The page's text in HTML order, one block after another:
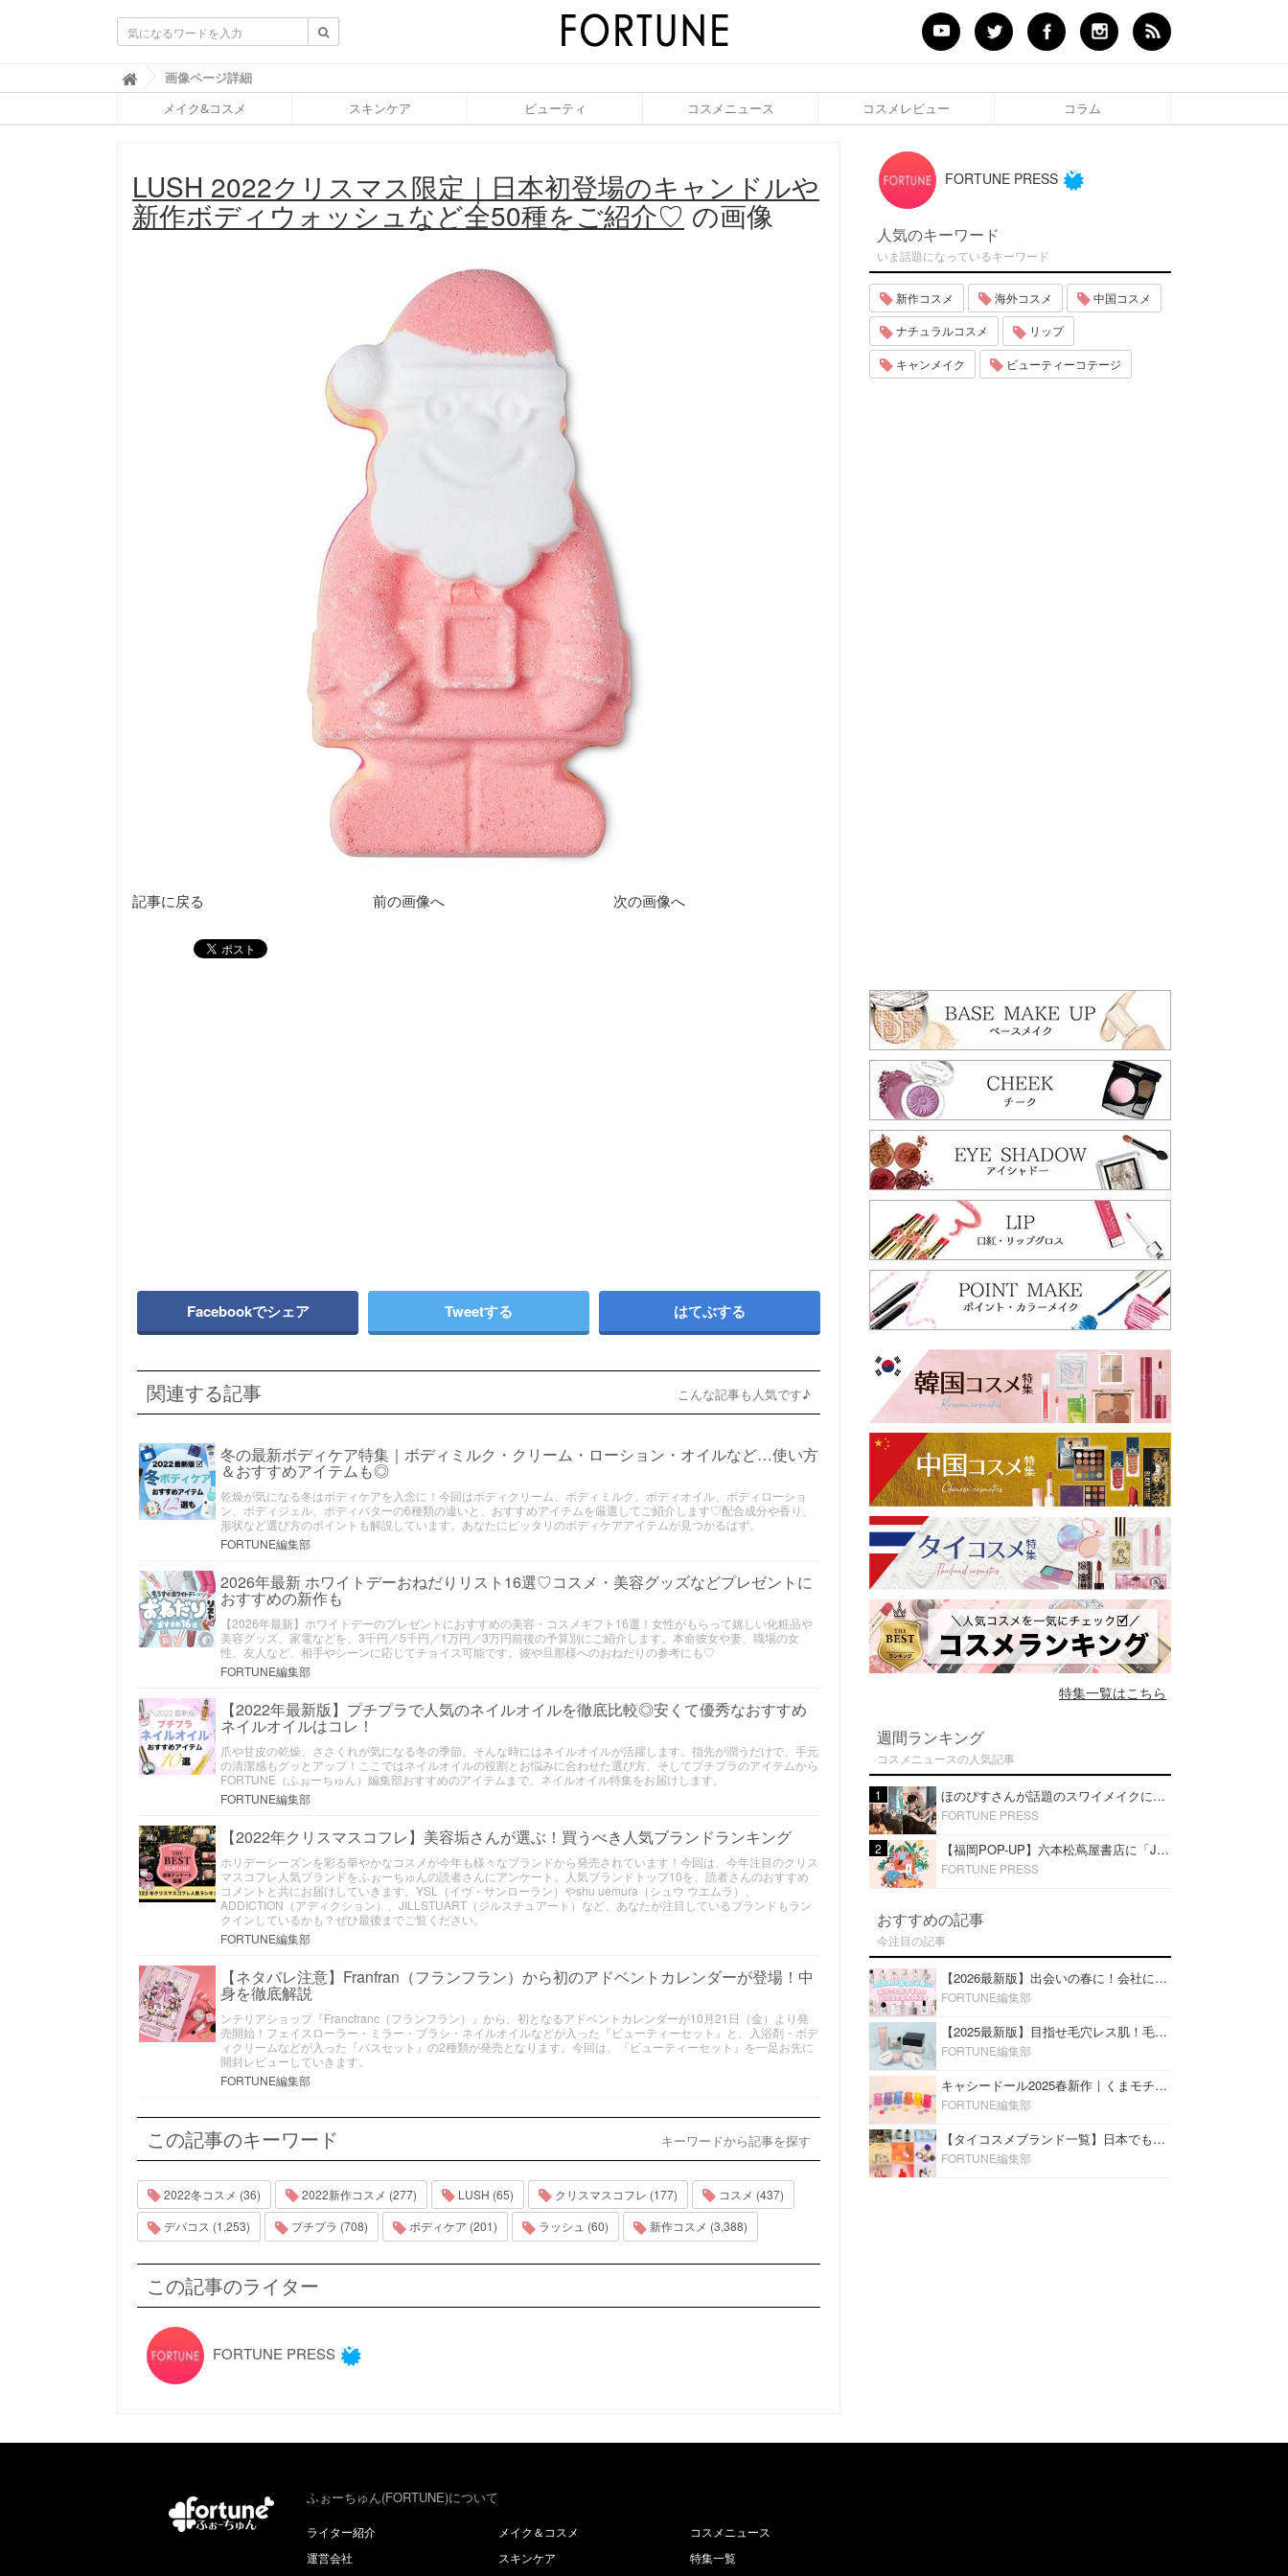
ふ
ぉ
ち
(
F
O
R
画像ページ詳細
メイク&コスメ スキンケア ビューティ コスメニュース コスメレビュー コラム
LUSH 2022クリスマス限定｜日本初登場のキャンドルや
新作ボディウォッシュなど全50種をご紹介♡ の画像
記事に戻る 前の画像へ 次の画像へ
Facebookでシェア Tweetする はてぶする
関連する記事 こんな記事も人気です♪
冬の最新ボディケア特集｜ボディミルク・クリーム・ローション・オイルなど…使い方
＆おすすめアイテムも◎
乾燥が気になる冬はボディケアを入念に！今回はボディクリーム、ボディミルク、ボディオイル、ボディローショ
ン、ボディジェル、ボディバターの6種類の違いと、おすすめアイテムを厳選してご紹介します♡配合成分や香り、
形状など選び方のポイントも解説しています。あなたにピッタリのボディケアアイテムが見つかるはず。
FORTUNE編集部
2026年最新 ホワイトデーおねだりリスト16選♡コスメ・美容グッズなどプレゼントに
おすすめの新作も
【2026年最新】ホワイトデーのプレゼントにおすすめの美容・コスメギフト16選！女性がもらって嬉しい化粧品や
美容グッズ、家電などを、3千円／5千円／1万円／3万円前後の予算別にご紹介します。本命彼女や妻、職場の女
性、友人など、相手やシーンに応じてチョイス可能です。彼や旦那様へのおねだりの参考にも♡
FORTUNE編集部
【2022年最新版】プチプラで人気のネイルオイルを徹底比較◎安くて優秀なおすすめ
ネイルオイルはコレ！
爪や甘皮の乾燥、ささくれが気になる冬の季節。そんな時にはネイルオイルが活躍します。指先が潤うだけで、手元
の清潔感もグッとアップ！ここではネイルオイルの役割とお悩みに合わせた選び方、そしてプチプラのアイテムから
FORTUNE（ふぉーちゅん）編集部おすすめのアイテムまで、ネイルオイル特集をお届けします。
FORTUNE編集部
【2022年クリスマスコフレ】美容垢さんが選ぶ！買うべき人気ブランドランキング
ホリデーシーズンを彩る華やかなコスメが今年も様々なブランドから発売されています！今回は、今年注目のクリス
マスコフレ人気ブランドをふぉーちゅんの読者さんにアンケート。人気ブランドトップ10を、読者さんのおすすめ
コメントと共にお届けしていきます。YSL（イヴ・サンローラン）やshu uemura（シュウ ウエムラ）、
ADDICTION（アディクション）、JILLSTUART（ジルスチュアート）など、あなたが注目しているブランドもラン
クインしているかも？ぜひ最後までご覧ください。
FORTUNE編集部
【ネタバレ注意】Franfran（フランフラン）から初のアドベントカレンダーが登場！中
身を徹底解説
ンテリアショップ『Francfranc（フランフラン）』から、初となるアドベントカレンダーが10月21日（金）より発
売開始！フェイスローラー・ミラー・ブラシ・ネイルオイルなどが入った『ビューティーセット』と、入浴剤・ボデ
ィクリームなどが入った『バスセット』の2種類が発売となります。今回は、『ビューティーセット』を一足お先に
開封レビューしていきます。
FORTUNE編集部
この記事のキーワード キーワードから記事を探す
2022冬コスメ (36) 2022新作コスメ (277) LUSH (65) クリスマスコフレ (177)
コスメ (437)
デパコス (1,253)
プチプラ (708) ボディケア (201) ラッシュ (60) 新作コスメ (3,388)
この記事のライター
FORTUNE PRESS
FORTUNE PRESS
人気のキーワード
いま話題になっているキーワード
新作コスメ 海外コスメ 中国コスメ
ナチュラルコスメ リップ
キャンメイク ビューティーコテージ
特集一覧はこちら
週間ランキング
コスメニュースの人気記事
1 ほのぴすさんが話題のスワイメイクに挑戦！タイコスメを使ったメイクショーを福岡・六本松 蔦屋書店で開催
FORTUNE PRESS
2 【福岡POP-UP】六本松蔦屋書店に「JFラボコスメ」出店！ほのぴす出演スワイメイクショーを開催！
FORTUNE PRESS
おすすめの記事
今注目の記事
【2026最新版】出会いの春に！会社にもおすすめの好印象な香水14選♡ビジネスの場での香水マナーも
FORTUNE編集部
【2025最新版】目指せ毛穴レス肌！毛穴を埋めて隠す「おすすめ部分用下地＆プライマー」ランキング♡
FORTUNE編集部
キャシードール2025春新作｜くまモチーフのミニリップ「シャイニーベア リップモイスト」をレビュー♡
FORTUNE編集部
【タイコスメブランド一覧】日本でも人気沸騰中の“タイコスメ”ブランド20選！
FORTUNE編集部
ふぉーちゅん(FORTUNE)について
ライター紹介
運営会社
メイク＆コスメ
スキンケア
コスメニュース
特集一覧